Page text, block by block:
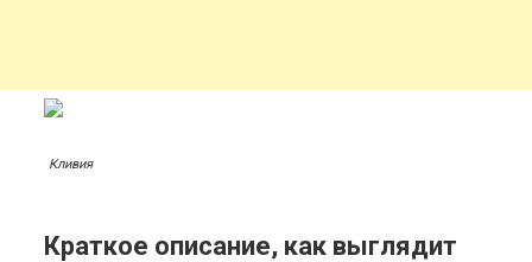
Кливия
Краткое описание, как выглядит